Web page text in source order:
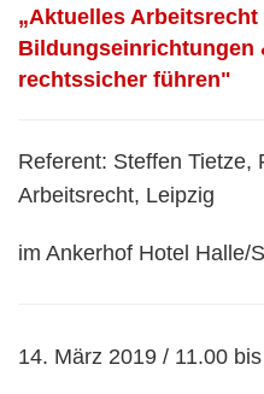
„Aktuelles Arbeitsrecht
Bildungseinrichtungen
rechtssicher führen"
Referent: Steffen Tietze,
Arbeitsrecht, Leipzig
im Ankerhof Hotel Halle/
14. März 2019 / 11.00